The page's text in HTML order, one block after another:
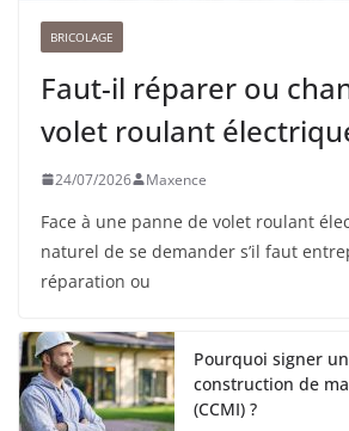
BRICOLAGE
Faut-il réparer ou
volet roulant
24/07/2026 Maxence
Face à une panne de volet roulant
naturel de se demander s’il faut
réparation ou
Pourquoi signer
construction de
(CCMI) ?